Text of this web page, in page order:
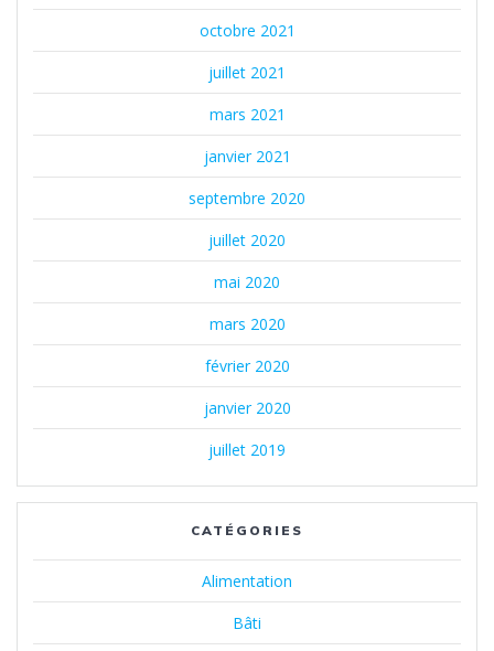
octobre 2021
juillet 2021
mars 2021
janvier 2021
septembre 2020
juillet 2020
mai 2020
mars 2020
février 2020
janvier 2020
juillet 2019
CATÉGORIES
Alimentation
Bâti